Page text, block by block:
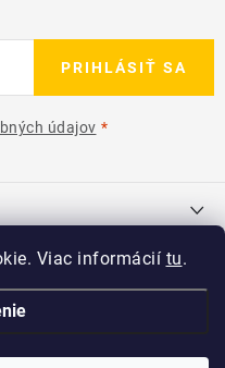
Viac informácií tu.
údajov
PRIHLÁSIŤ SA